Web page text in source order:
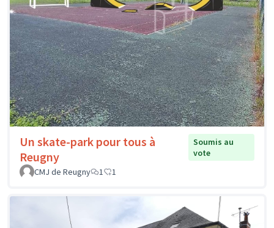
Un skate-park pour tous à
Reugny
Soumis au
vote
CMJ de Reugny
1 1